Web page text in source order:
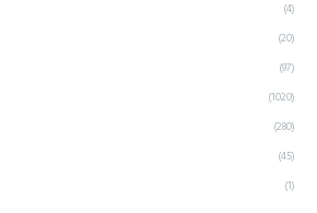
(4)
(20)
(97)
(1020)
(280)
(45)
(1)